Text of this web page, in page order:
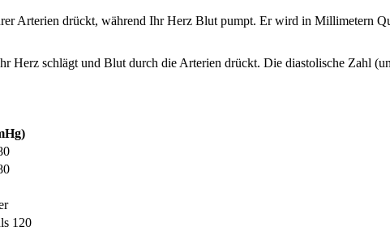
Arterien drückt, während Ihr Herz Blut pumpt. Er wird in Millimetern
Herz schlägt und Blut durch die Arterien drückt. Die diastolische Zahl
120